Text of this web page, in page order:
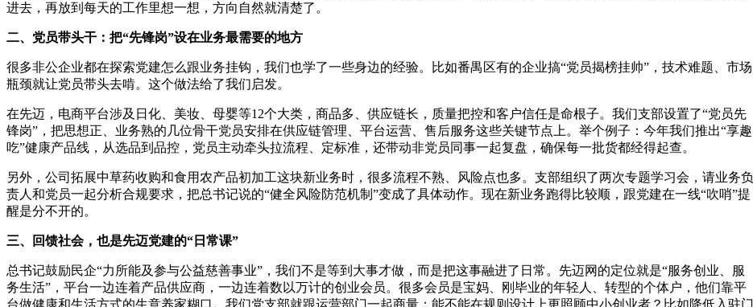
进去，再放到每天的工作里想一想，方向自然就清楚了。
二、党员带头干：把“先锋岗”设在业务最需要的地方
很多非公企业都在探索党建怎么跟业务挂钩，我们也学了一些身边的经验。比如番禺区有的企业搞“党员揭榜挂帅”，技术难题、市场
瓶颈就让党员带头去啃。这个做法给了我们启发。
在先迈，电商平台涉及日化、美妆、母婴等12个大类，商品多、供应链长，质量把控和客户信任是命根子。我们支部设置了“党员先
锋岗”，把思想正、业务熟的几位骨干党员安排在供应链管理、平台运营、售后服务这些关键节点上。举个例子：今年我们推出“享趣
吃”健康产品线，从选品到品控，党员主动牵头拉流程、定标准，还带动非党员同事一起复盘，确保每一批货都经得起查。
另外，公司拓展中草药收购和食用农产品初加工这块新业务时，很多流程不熟、风险点也多。支部组织了两次专题学习会，请业务负
责人和党员一起分析合规要求，把总书记说的“健全风险防范机制”变成了具体动作。现在新业务跑得比较顺，跟党建在一线“吹哨”提
醒是分不开的。
三、回馈社会，也是先迈党建的“日常课”
总书记鼓励民企“力所能及参与公益慈善事业”，我们不是等到大事才做，而是把这事融进了日常。先迈网的定位就是“服务创业、服
务生活”，平台一边连着产品供应商，一边连着数以万计的创业会员。很多会员是宝妈、刚毕业的年轻人、转型的个体户，他们靠平
台做健康和生活方式的生意养家糊口。我们党支部就跟运营部门一起商量：能不能在规则设计上更照顾中小创业者？比如降低入驻门